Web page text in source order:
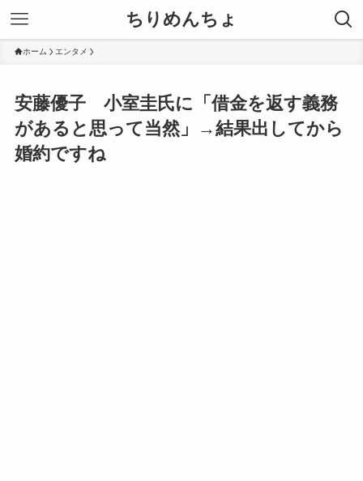
ちりめんちょ
ホーム エンタメ
安藤優子 小室圭氏に「借金を返す義務
があると思って当然」→結果出してから
婚約ですね